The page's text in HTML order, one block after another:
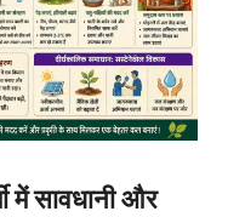
में सावधानी और